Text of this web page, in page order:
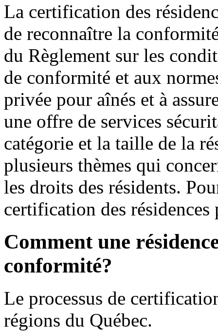
La certification des
de reconnaître la
du Règlement sur les
de conformité et aux
privée pour aînés et à
une offre de services
catégorie et la taille de la
plusieurs thèmes qui
les droits des résidents.
certification des
Comment une
conformité?
Le processus de
régions du Québec.